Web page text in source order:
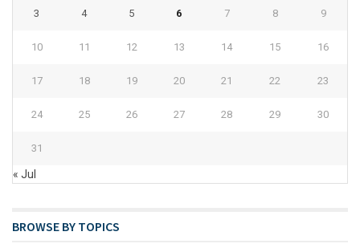
3 4 5 6 7 8 9
10 11 12 13 14 15 16
17 18 19 20 21 22 23
24 25 26 27 28 29 30
31
« Jul
BROWSE BY TOPICS